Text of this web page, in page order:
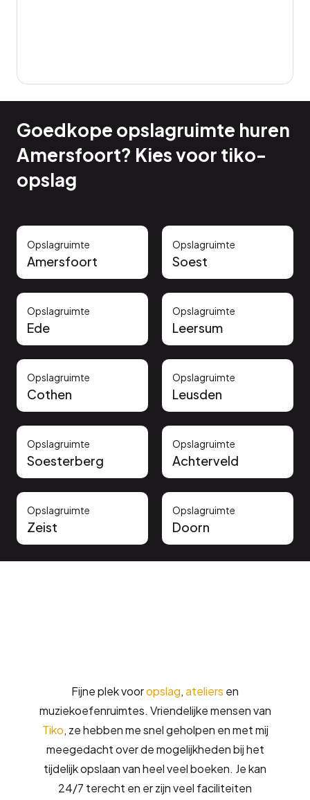
Goedkope opslagruimte huren
Amersfoort? Kies voor tiko-
opslag
Opslagruimte
Amersfoort
Opslagruimte
Soest
Opslagruimte
Ede
Opslagruimte
Leersum
Opslagruimte
Cothen
Opslagruimte
Leusden
Opslagruimte
Soesterberg
Opslagruimte
Achterveld
Opslagruimte
Zeist
Opslagruimte
Doorn
Fijne plek vooropslag,ateliers en
muziekoefenruimtes. Vriendelijke mensen van
Tiko, ze hebben me snel geholpen en met mij
meegedacht over de mogelijkheden bij het
tijdelijk opslaan van heel veel boeken. Je kan
24/7 terecht en er zijn veel faciliteiten